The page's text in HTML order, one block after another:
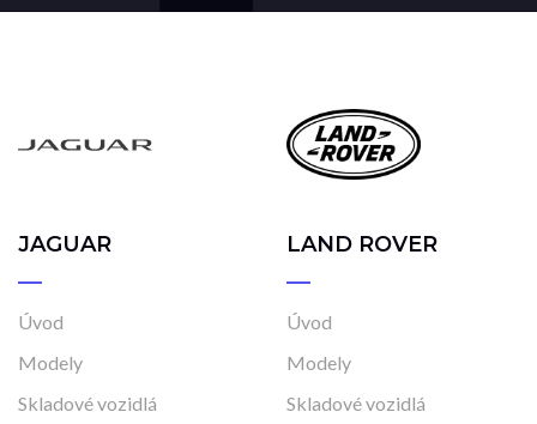
JAGUAR
Úvod
Modely
Skladové vozidlá
LAND ROVER
Úvod
Modely
Skladové vozidlá